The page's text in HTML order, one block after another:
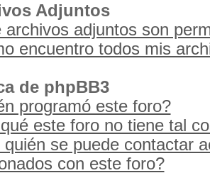
Adjuntos
archivos adjuntos son
encuentro todos mis
de phpBB3
programó este foro?
este foro no tiene tal
quién se puede contactar
con este foro?